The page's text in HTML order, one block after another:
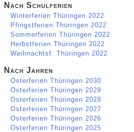
Nach Schulferien
Winterferien Thüringen 2022
Pfingstferien Thüringen 2022
Sommerferien Thüringen 2022
Herbstferien Thüringen 2022
Weihnachtsf. Thüringen 2022
Nach Jahren
Osterferien Thüringen 2030
Osterferien Thüringen 2029
Osterferien Thüringen 2028
Osterferien Thüringen 2027
Osterferien Thüringen 2026
Osterferien Thüringen 2025